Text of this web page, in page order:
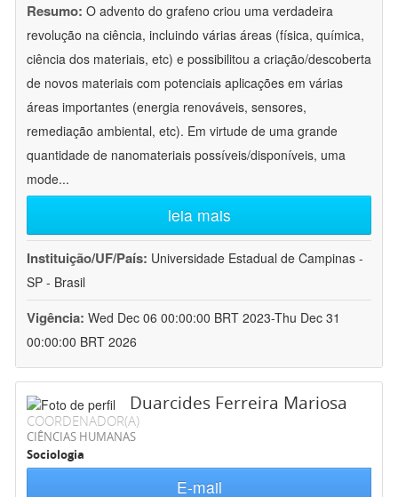
Resumo: O advento do grafeno criou uma verdadeira
revolução na ciência, incluindo várias áreas (física, química,
ciência dos materiais, etc) e possibilitou a criação/descoberta
de novos materiais com potenciais aplicações em várias
áreas importantes (energia renováveis, sensores,
remediação ambiental, etc). Em virtude de uma grande
quantidade de nanomateriais possíveis/disponíveis, uma
mode...
leia mais
Instituição/UF/País: Universidade Estadual de Campinas -
SP - Brasil
Vigência: Wed Dec 06 00:00:00 BRT 2023-Thu Dec 31
00:00:00 BRT 2026
Duarcides Ferreira Mariosa
COORDENADOR(A)
CIÊNCIAS HUMANAS
Sociologia
E-mail